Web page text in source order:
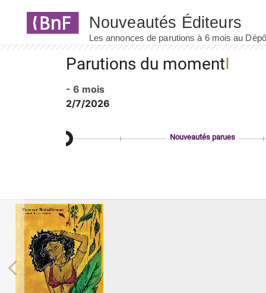
Parutions du moment
- 6 mois
2/7/2026
Nouveautés parues
Previous